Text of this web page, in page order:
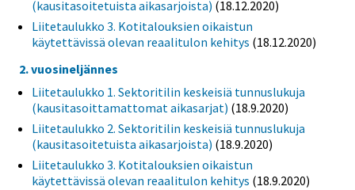
(kausitasoitetuista aikasarjoista) (18.12.2020)
Liitetaulukko 3. Kotitalouksien oikaistun
käytettävissä olevan reaalitulon kehitys (18.12.2020)
2. vuosineljännes
Liitetaulukko 1. Sektoritilin keskeisiä tunnuslukuja
(kausitasoittamattomat aikasarjat) (18.9.2020)
Liitetaulukko 2. Sektoritilin keskeisiä tunnuslukuja
(kausitasoitetuista aikasarjoista) (18.9.2020)
Liitetaulukko 3. Kotitalouksien oikaistun
käytettävissä olevan reaalitulon kehitys (18.9.2020)